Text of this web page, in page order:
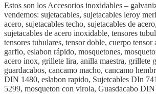
Estos son los Accesorios inoxidables –
vendemos: sujetacables, sujetacables leroy
acero, sujetacables techo, sujetacables de
sujetacables de acero inoxidable, tensores
tensores tubulares, tensor doble, cuerpo tensor
garfio, eslabon rápido, mosquetones,
acero inox, grillete lira, anilla maestra, grillete
guardacabos, cancamo macho, cancamo
DIN 1480, eslabon rapido, Sujetcables DIn
5299, mosqueton con virola, Guasdacabo